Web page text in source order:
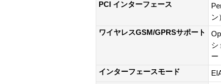
PCI インターフェース
ン
ワイヤレスGSM/GPRSサポート
シ
ー
インターフェースモード